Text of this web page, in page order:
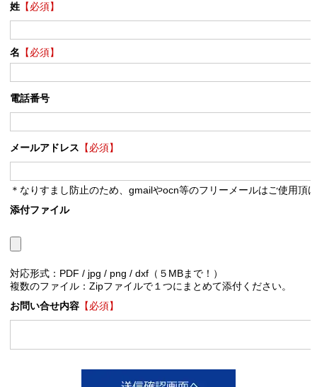
姓【必須】
名 【必須】
電話番号
メールアドレス 【必須】
＊なりすまし防止のため、gmailやocn等のフリーメールはご使用頂
添付ファイル
対応形式：PDF / jpg / png / dxf（５MBまで！）
複数のファイル：Zipファイルで１つにまとめて添付ください。
お問い合せ内容【必須】